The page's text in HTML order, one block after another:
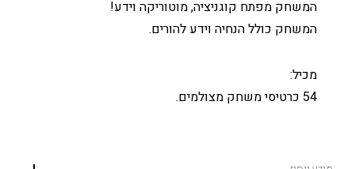
המשחק מפתח קוגניציה, מוטוריקה וידע!
המשחק כולל הנחיה וידע להורים.
מכיל:
54 כרטיסי משחק מצולמים.